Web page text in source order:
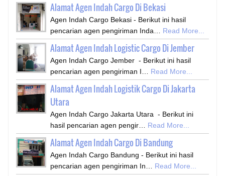
Alamat Agen Indah Cargo Di Bekasi
Agen Indah Cargo Bekasi - Berikut ini hasil
pencarian agen pengiriman Inda…
Read More...
Alamat Agen Indah Logistic Cargo Di Jember
Agen Indah Cargo Jember - Berikut ini hasil
pencarian agen pengiriman I…
Read More...
Alamat Agen Indah Logistik Cargo Di Jakarta
Utara
Agen Indah Cargo Jakarta Utara - Berikut ini
hasil pencarian agen pengir…
Read More...
Alamat Agen Indah Cargo Di Bandung
Agen Indah Cargo Bandung - Berikut ini hasil
pencarian agen pengiriman In…
Read More...